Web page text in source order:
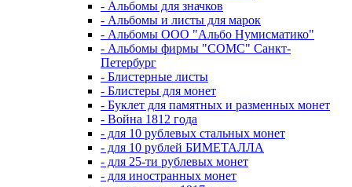
- Альбомы для значков
- Альбомы и листы для марок
- Альбомы ООО "Альбо Нумисматико"
- Альбомы фирмы "СОМС" Санкт-
Петербург
- Блистерные листы
- Блистеры для монет
- Буклет для памятных и разменных монет
- Война 1812 года
- для 10 рублевых стальных монет
- для 10 рублей БИМЕТАЛЛА
- для 25-ти рублевых монет
- для иностранных монет